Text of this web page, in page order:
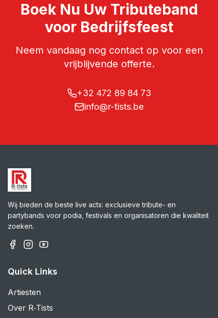
Boek Nu Uw Tributeband
voor Bedrijfsfeest
Neem vandaag nog contact op voor een
vrijblijvende offerte.
+32 472 89 84 73
info@r-tists.be
Wij bieden de beste live acts: exclusieve tribute- en
partybands voor podia, festivals en organisatoren die kwaliteit
zoeken.
Quick Links
Artiesten
Over R‑Tists